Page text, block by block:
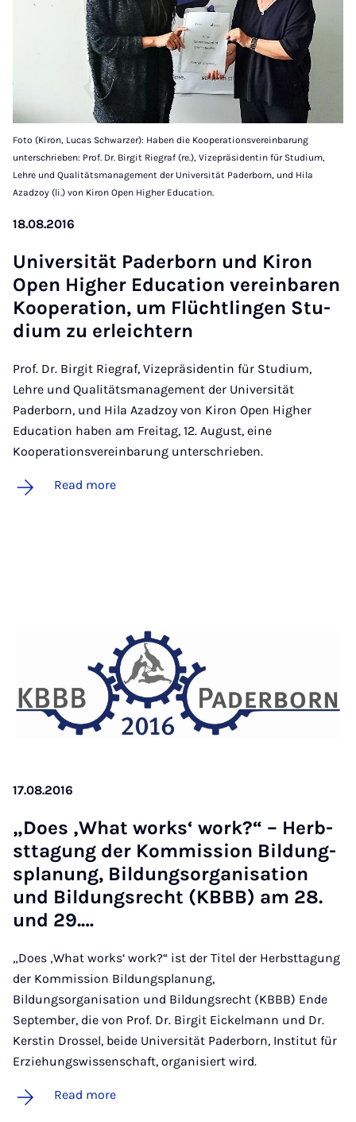
Foto (Kiron, Lucas Schwarzer): Haben die Kooperationsvereinbarung
unterschrieben: Prof. Dr. Birgit Riegraf (re.), Vizepräsidentin für Studium,
Lehre und Qualitätsmanagement der Universität Paderborn, und Hila
Azadzoy (li.) von Kiron Open Higher Education.
18.08.2016
Uni­versität Pader­born und Kiron
Open High­er Edu­ca­tion ver­ein­bar­en
Ko­op­er­a­tion, um Flücht­lingen Stu­
di­um zu er­leichtern
Prof. Dr. Birgit Riegraf, Vizepräsidentin für Studium,
Lehre und Qualitätsmanagement der Universität
Paderborn, und Hila Azadzoy von Kiron Open Higher
Education haben am Freitag, 12. August, eine
Kooperationsvereinbarung unterschrieben.
Read more
17.08.2016
„Does ‚What work­s‘ work?“ – Herb­
sttagung der Kom­mis­sion Bildung­
s­planung, Bildung­sor­gan­isa­tion
und Bildung­s­recht (KBBB) am 28.
und 29.…
„Does ‚What works‘ work?“ ist der Titel der Herbsttagung
der Kommission Bildungsplanung,
Bildungsorganisation und Bildungsrecht (KBBB) Ende
September, die von Prof. Dr. Birgit Eickelmann und Dr.
Kerstin Drossel, beide Universität Paderborn, Institut für
Erziehungswissenschaft, organisiert wird.
Read more